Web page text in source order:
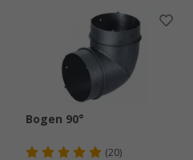
Bogen 90°
(20)